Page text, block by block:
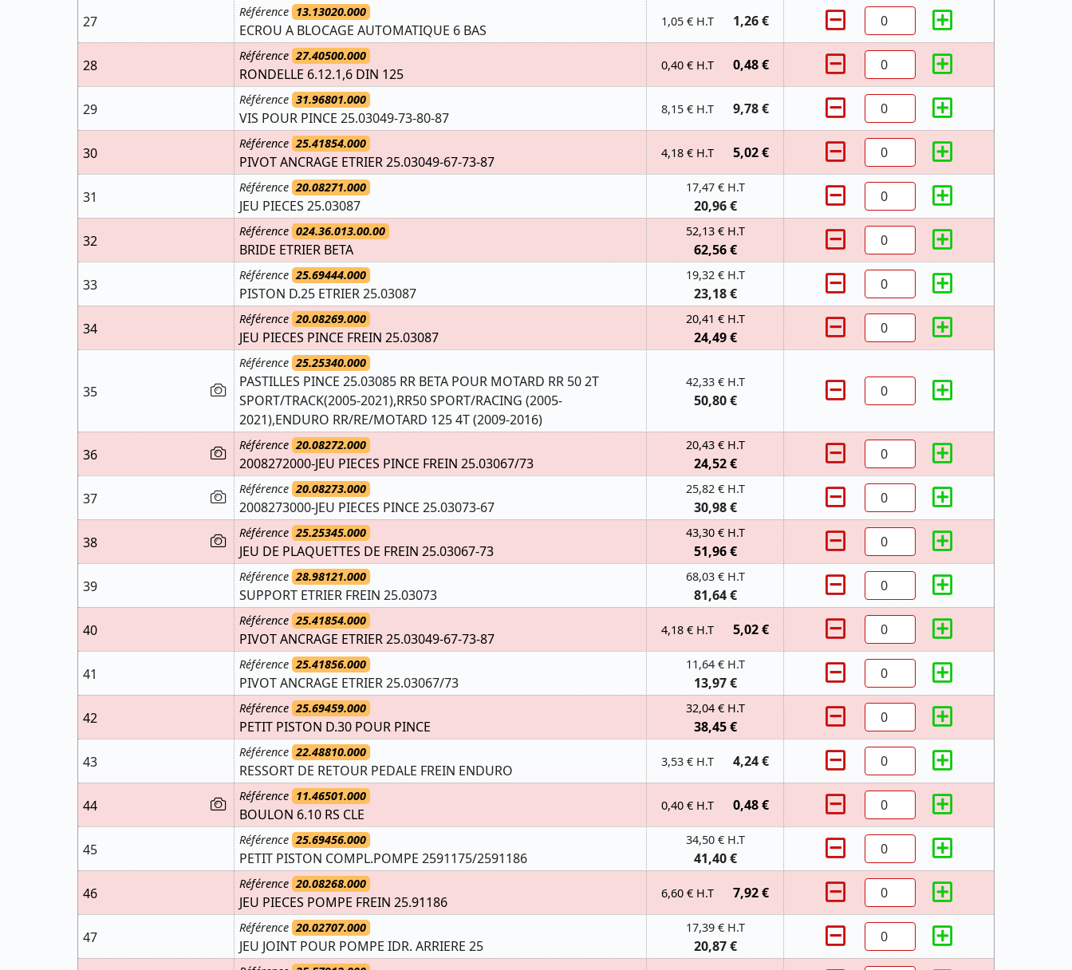
27
Référence 13.13020.000
ECROU A BLOCAGE AUTOMATIQUE 6 BAS
1,05 € H.T 1,26 €
28
Référence 27.40500.000
RONDELLE 6.12.1,6 DIN 125
0,40 € H.T 0,48 €
29
Référence 31.96801.000
VIS POUR PINCE 25.03049-73-80-87
8,15 € H.T 9,78 €
30
Référence 25.41854.000
PIVOT ANCRAGE ETRIER 25.03049-67-73-87
4,18 € H.T 5,02 €
31
Référence 20.08271.000
JEU PIECES 25.03087
17,47 € H.T
20,96 €
32
Référence 024.36.013.00.00
BRIDE ETRIER BETA
52,13 € H.T
62,56 €
33
Référence 25.69444.000
PISTON D.25 ETRIER 25.03087
19,32 € H.T
23,18 €
34
Référence 20.08269.000
JEU PIECES PINCE FREIN 25.03087
20,41 € H.T
24,49 €
35
Référence 25.25340.000
PASTILLES PINCE 25.03085 RR BETA POUR MOTARD RR 50 2T
SPORT/TRACK(2005-2021),RR50 SPORT/RACING (2005-
2021),ENDURO RR/RE/MOTARD 125 4T (2009-2016)
42,33 € H.T
50,80 €
36
Référence 20.08272.000
2008272000-JEU PIECES PINCE FREIN 25.03067/73
20,43 € H.T
24,52 €
37
Référence 20.08273.000
2008273000-JEU PIECES PINCE 25.03073-67
25,82 € H.T
30,98 €
38
Référence 25.25345.000
JEU DE PLAQUETTES DE FREIN 25.03067-73
43,30 € H.T
51,96 €
39
Référence 28.98121.000
SUPPORT ETRIER FREIN 25.03073
68,03 € H.T
81,64 €
40
Référence 25.41854.000
PIVOT ANCRAGE ETRIER 25.03049-67-73-87
4,18 € H.T 5,02 €
41
Référence 25.41856.000
PIVOT ANCRAGE ETRIER 25.03067/73
11,64 € H.T
13,97 €
42
Référence 25.69459.000
PETIT PISTON D.30 POUR PINCE
32,04 € H.T
38,45 €
43
Référence 22.48810.000
RESSORT DE RETOUR PEDALE FREIN ENDURO
3,53 € H.T 4,24 €
44
Référence 11.46501.000
BOULON 6.10 RS CLE
0,40 € H.T 0,48 €
45
Référence 25.69456.000
PETIT PISTON COMPL.POMPE 2591175/2591186
34,50 € H.T
41,40 €
46
Référence 20.08268.000
JEU PIECES POMPE FREIN 25.91186
6,60 € H.T 7,92 €
47
Référence 20.02707.000
JEU JOINT POUR POMPE IDR. ARRIERE 25
17,39 € H.T
20,87 €